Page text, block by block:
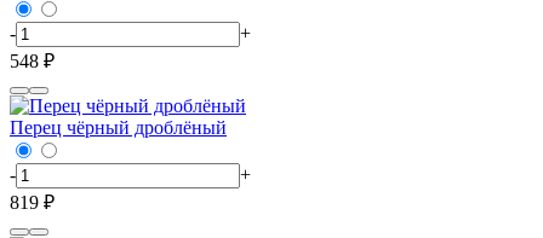
-
+
548 ₽
Перец чёрный дроблёный
-
+
819 ₽